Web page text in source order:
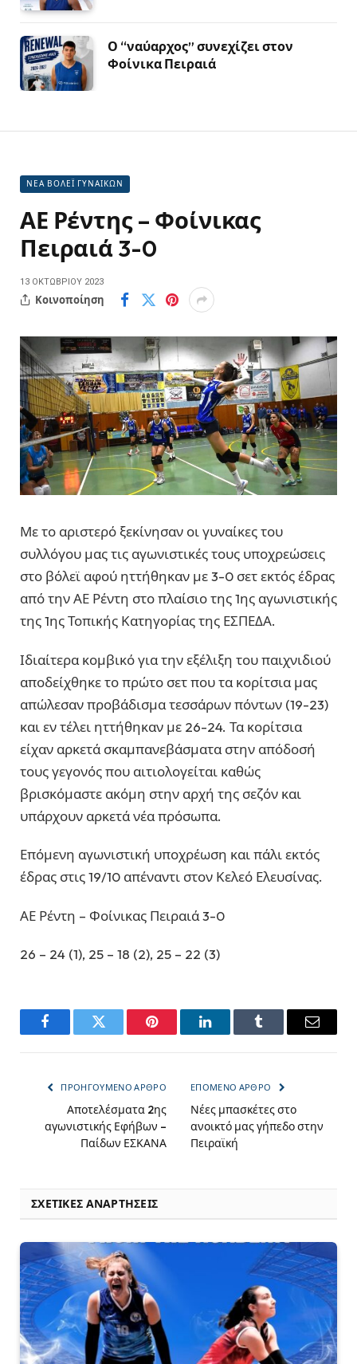
Ο “ναύαρχος” συνεχίζει στον
Φοίνικα Πειραιά
ΝΕΑ ΒΟΛΕΪ ΓΥΝΑΙΚΩΝ
ΑΕ Ρέντης – Φοίνικας
Πειραιά 3-0
13 ΟΚΤΩΒΡΊΟΥ 2023
Κοινοποίηση
Με το αριστερό ξεκίνησαν οι γυναίκες του
συλλόγου μας τις αγωνιστικές τους υποχρεώσεις
στο βόλεϊ αφού ηττήθηκαν με 3-0 σετ εκτός έδρας
από την ΑΕ Ρέντη στο πλαίσιο της 1ης αγωνιστικής
της 1ης Τοπικής Κατηγορίας της ΕΣΠΕΔΑ.
Ιδιαίτερα κομβικό για την εξέλιξη του παιχνιδιού
αποδείχθηκε το πρώτο σετ που τα κορίτσια μας
απώλεσαν προβάδισμα τεσσάρων πόντων (19-23)
και εν τέλει ηττήθηκαν με 26-24. Τα κορίτσια
είχαν αρκετά σκαμπανεβάσματα στην απόδοσή
τους γεγονός που αιτιολογείται καθώς
βρισκόμαστε ακόμη στην αρχή της σεζόν και
υπάρχουν αρκετά νέα πρόσωπα.
Επόμενη αγωνιστική υποχρέωση και πάλι εκτός
έδρας στις 19/10 απέναντι στον Κελεό Ελευσίνας.
ΑΕ Ρέντη – Φοίνικας Πειραιά 3-0
26 – 24 (1), 25 – 18 (2), 25 – 22 (3)
FacebookTwitter Pinterest LinkedInTumblr Email
ΠΡΟΗΓΟΎΜΕΝΟ ΆΡΘΡΟ
Αποτελέσματα 2ης
αγωνιστικής Εφήβων –
Παίδων ΕΣΚΑΝΑ
ΕΠΌΜΕΝΟ ΆΡΘΡΟ
Νέες μπασκέτες στο
ανοικτό μας γήπεδο στην
Πειραϊκή
ΣΧΕΤΙΚΈΣ ΑΝΑΡΤΉΣΕΙΣ